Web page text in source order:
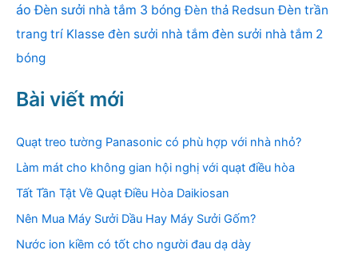
áo Đèn sưởi nhà tắm 3 bóng Đèn thả Redsun Đèn trần
trang trí Klasse đèn sưởi nhà tắm đèn sưởi nhà tắm 2
bóng
Bài viết mới
Quạt treo tường Panasonic có phù hợp với nhà nhỏ?
Làm mát cho không gian hội nghị với quạt điều hòa
Tất Tần Tật Về Quạt Điều Hòa Daikiosan
Nên Mua Máy Sưởi Dầu Hay Máy Sưởi Gốm?
Nước ion kiềm có tốt cho người đau dạ dày